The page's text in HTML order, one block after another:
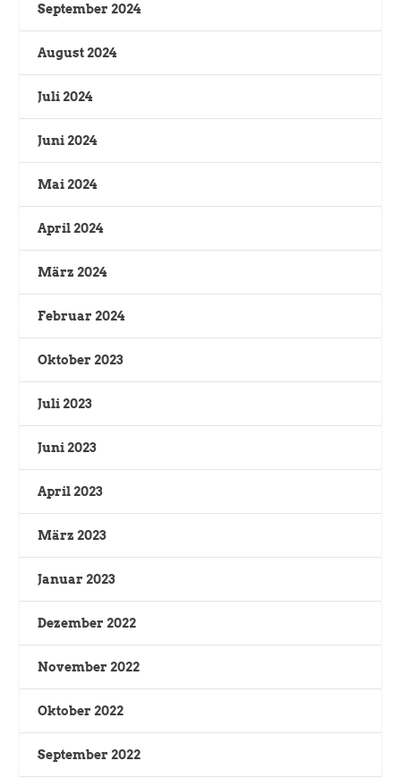
September 2024
August 2024
Juli 2024
Juni 2024
Mai 2024
April 2024
März 2024
Februar 2024
Oktober 2023
Juli 2023
Juni 2023
April 2023
März 2023
Januar 2023
Dezember 2022
November 2022
Oktober 2022
September 2022